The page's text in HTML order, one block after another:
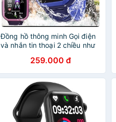
Đồng hồ thông minh Gọi điện
và nhắn tin thoại 2 chiều như
259.000 đ